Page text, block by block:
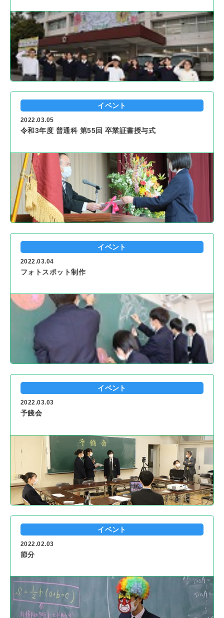
イベント
2022.03.05
令和3年度 普通科 第55回 卒業証書授与式
イベント
2022.03.04
フォトスポット制作
イベント
2022.03.03
予餞会
イベント
2022.02.03
節分